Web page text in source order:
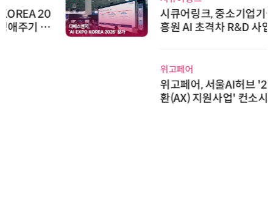
시큐어링크, 중소기업기술정보진
흥원 AI 초격차 R&D 사업 최종 선
위고페어, 서울AI허브 '2026 AI 전